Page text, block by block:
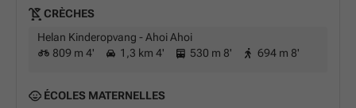
CRÈCHES
Helan Kinderopvang - Ahoi Ahoi
809 m 4'
1,3 km 4' 530 m 8' 694 m 8'
ÉCOLES MATERNELLES